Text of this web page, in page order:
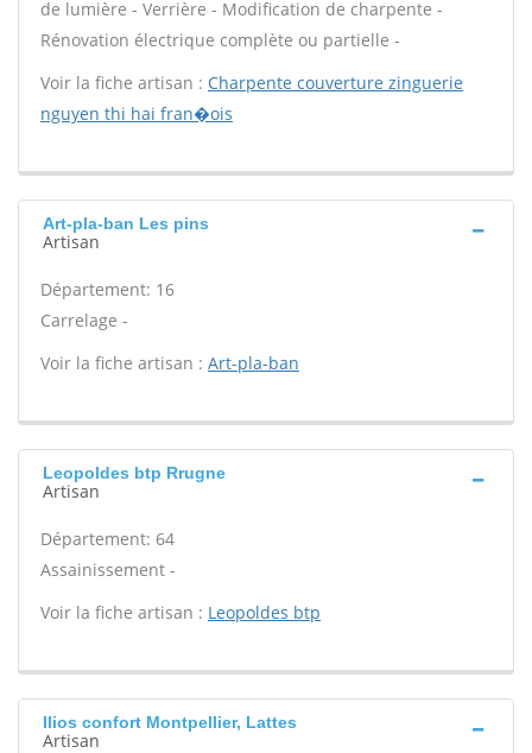
de lumière - Verrière - Modification de charpente -
Rénovation électrique complète ou partielle -
Voir la fiche artisan : Charpente couverture zinguerie
nguyen thi hai fran�ois
Art-pla-ban Les pins
Artisan
Département: 16
Carrelage -
Voir la fiche artisan : Art-pla-ban
Leopoldes btp Rrugne
Artisan
Département: 64
Assainissement -
Voir la fiche artisan : Leopoldes btp
Ilios confort Montpellier, Lattes
Artisan